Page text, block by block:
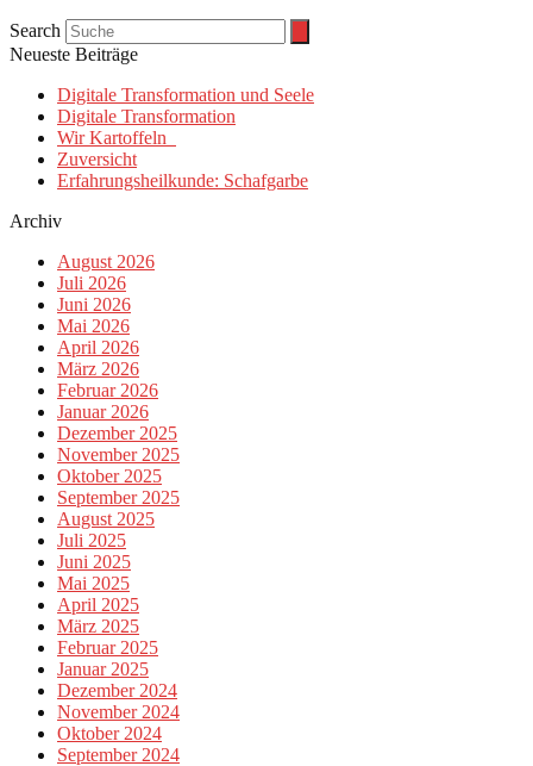
Search
Neueste Beiträge
Digitale Transformation und Seele
Digitale Transformation
Wir Kartoffeln
Zuversicht
Erfahrungsheilkunde: Schafgarbe
Archiv
August 2026
Juli 2026
Juni 2026
Mai 2026
April 2026
März 2026
Februar 2026
Januar 2026
Dezember 2025
November 2025
Oktober 2025
September 2025
August 2025
Juli 2025
Juni 2025
Mai 2025
April 2025
März 2025
Februar 2025
Januar 2025
Dezember 2024
November 2024
Oktober 2024
September 2024